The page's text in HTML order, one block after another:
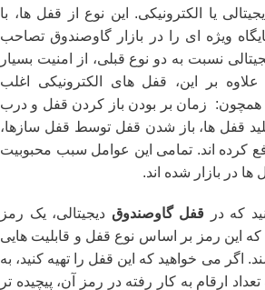
یا الکترونیکی. این نوع از قفل ها، با
ویژه ای را در بازار گاوصندوق تصاحب
نسبت به دو نوع قبلی، از امنیت بسیار
علاوه بر این، قفل های الکترونیکی اغلب
زمان بر بودن باز کردن قفل و درب
قفل ها، باز شدن قفل توسط قفل سازها،
کرده اند. تمامی این عوامل سبب محبوبیت
در بازار شده اند.
که در قفل گاوصندوق دیجیتالی، یک رمز
این رمز بر اساس نوع قفل و قابلیت هایی
اگر می خواهید که این قفل را تهیه کنید، به
ارقام به کار رفته در رمز آن، پیچیده تر